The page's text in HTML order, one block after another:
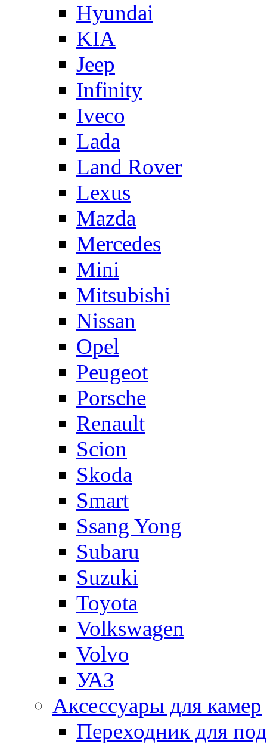
Hyundai
KIA
Jeep
Infinity
Iveco
Lada
Land Rover
Lexus
Mazda
Mercedes
Mini
Mitsubishi
Nissan
Opel
Peugeot
Porsche
Renault
Scion
Skoda
Smart
Ssang Yong
Subaru
Suzuki
Toyota
Volkswagen
Volvo
УАЗ
Аксессуары для камер
Переходник для